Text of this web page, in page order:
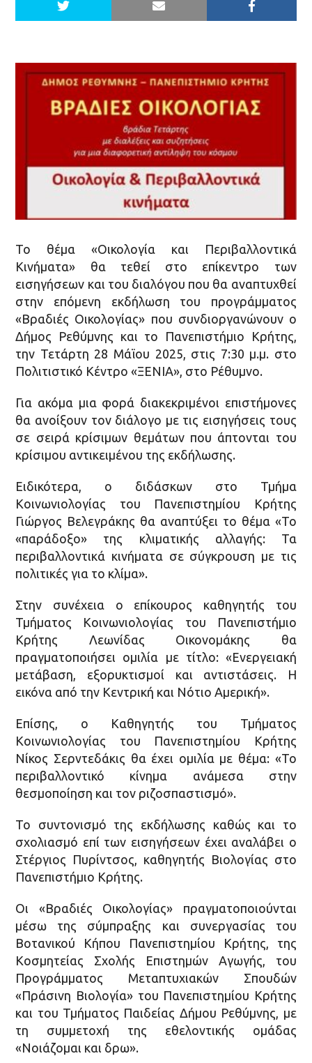
Το θέμα «Οικολογία και Περιβαλλοντικά
Κινήματα» θα τεθεί στο επίκεντρο των
εισηγήσεων και του διαλόγου που θα αναπτυχθεί
στην επόμενη εκδήλωση του προγράμματος
«Βραδιές Οικολογίας» που συνδιοργανώνουν ο
Δήμος Ρεθύμνης και το Πανεπιστήμιο Κρήτης,
την Τετάρτη 28 Μάϊου 2025, στις 7:30 μ.μ. στο
Πολιτιστικό Κέντρο «ΞΕΝΙΑ», στο Ρέθυμνο.
Για ακόμα μια φορά διακεκριμένοι επιστήμονες
θα ανοίξουν τον διάλογο με τις εισηγήσεις τους
σε σειρά κρίσιμων θεμάτων που άπτονται του
κρίσιμου αντικειμένου της εκδήλωσης.
Ειδικότερα, ο διδάσκων στο Τμήμα
Κοινωνιολογίας του Πανεπιστημίου Κρήτης
Γιώργος Βελεγράκης θα αναπτύξει το θέμα «Το
«παράδοξο» της κλιματικής αλλαγής: Τα
περιβαλλοντικά κινήματα σε σύγκρουση με τις
πολιτικές για το κλίμα».
Στην συνέχεια ο επίκουρος καθηγητής του
Τμήματος Κοινωνιολογίας του Πανεπιστήμιο
Κρήτης Λεωνίδας Οικονομάκης θα
πραγματοποιήσει ομιλία με τίτλο: «Ενεργειακή
μετάβαση, εξορυκτισμοί και αντιστάσεις. Η
εικόνα από την Κεντρική και Νότιο Αμερική».
Επίσης, ο Καθηγητής του Τμήματος
Κοινωνιολογίας του Πανεπιστημίου Κρήτης
Νίκος Σερντεδάκις θα έχει ομιλία με θέμα: «Το
περιβαλλοντικό κίνημα ανάμεσα στην
θεσμοποίηση και τον ριζοσπαστισμό».
Το συντονισμό της εκδήλωσης καθώς και το
σχολιασμό επί των εισηγήσεων έχει αναλάβει ο
Στέργιος Πυρίντσος, καθηγητής Βιολογίας στο
Πανεπιστήμιο Κρήτης.
Οι «Βραδιές Οικολογίας» πραγματοποιούνται
μέσω της σύμπραξης και συνεργασίας του
Βοτανικού Κήπου Πανεπιστημίου Κρήτης, της
Κοσμητείας Σχολής Επιστημών Αγωγής, του
Προγράμματος Μεταπτυχιακών Σπουδών
«Πράσινη Βιολογία» του Πανεπιστημίου Κρήτης
και του Τμήματος Παιδείας Δήμου Ρεθύμνης, με
τη συμμετοχή της εθελοντικής ομάδας
«Νοιάζομαι και δρω».